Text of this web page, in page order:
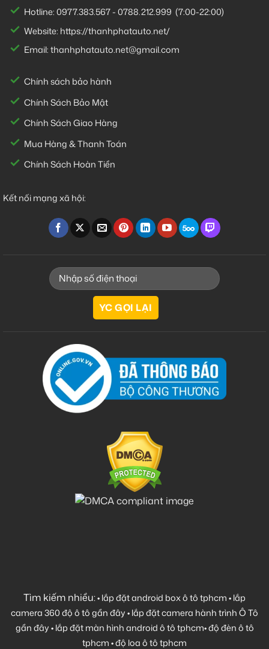
Hotline:0977.383.567-0788.212.999 (7:00-22:00)
Website: https://thanhphatauto.net/
Email:thanhphatauto.net@gmail.com
Chính sách bảo hành
Chính Sách Bảo Mật
Chính Sách Giao Hàng
Mua Hàng & Thanh Toán
Chính Sách Hoàn Tiền
Kết nối mạng xã hội:
Tìm kiếm nhiều:•lắp đặt android box ô tô tphcm•lắp
camera 360 độ ô tô gần đây•lắp đặt camera hành trình Ô Tô
gần đây•lắp đặt màn hình android ô tô tphcm•độ đèn ô tô
tphcm•độ loa ô tô tphcm